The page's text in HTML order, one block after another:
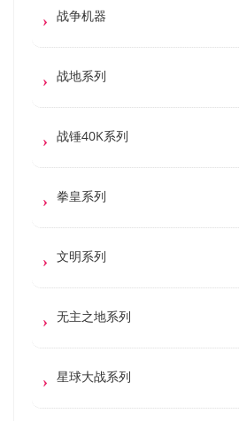
战争机器
战地系列
战锤40K系列
拳皇系列
文明系列
无主之地系列
星球大战系列